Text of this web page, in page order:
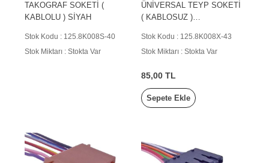
TAKOGRAF SOKETİ (
KABLOLU ) SİYAH
Stok Kodu : 125.8K008S-40
Stok Miktarı : Stokta Var
ÜNİVERSAL TEYP SOKETİ
( KABLOSUZ )
Stok Kodu : 125.8K008X-43
Stok Miktarı : Stokta Var
85,00 TL
Sepete Ekle